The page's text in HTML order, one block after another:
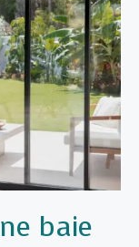
baie